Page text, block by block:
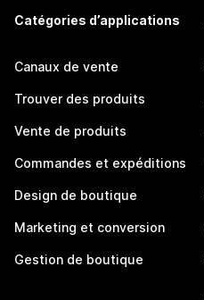
Catégories d’applications
Canaux de vente
Trouver des produits
Vente de produits
Commandes et expéditions
Design de boutique
Marketing et conversion
Gestion de boutique